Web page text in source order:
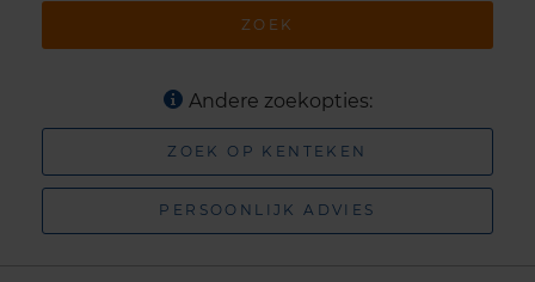
ZOEK
Andere zoekopties:
ZOEK OP KENTEKEN
PERSOONLIJK ADVIES